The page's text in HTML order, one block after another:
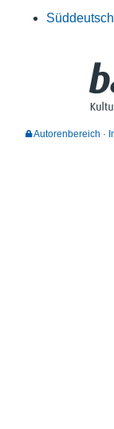
Autorenbereich